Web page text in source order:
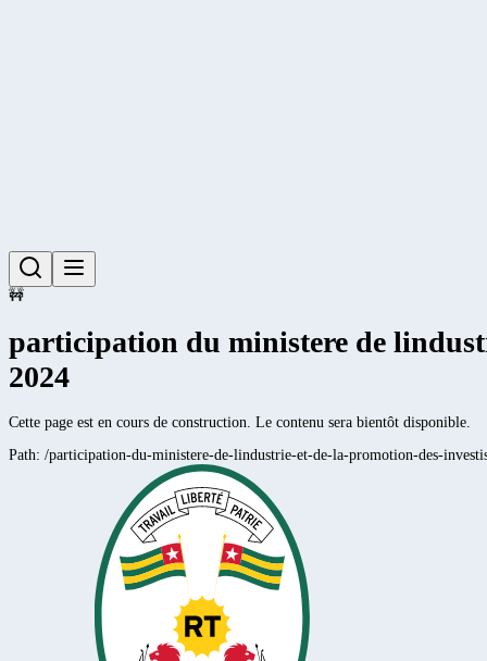
🚧
participation du ministere de
2024
Cette page est en cours de construction. Le contenu sera bientôt disponible.
Path: /participation-du-ministere-de-lindustrie-et-de-la-promotion-des-